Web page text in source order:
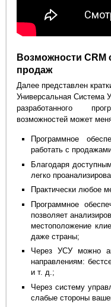
Возможности CRM
продаж
Далее представлен
Универсальная Система
разработанного
возможностей может
Программное
работать с
Благодаря
легко
Практически любое
Программное
позволяет
местоположение
даже страны;
Через УСУ можно
направлениям:
и т. д.;
Через систему
слабые стороны